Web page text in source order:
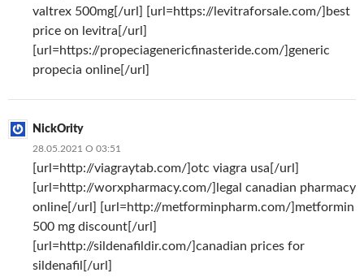
valtrex 500mg[/url] [url=https://levitraforsale.com/]best
price on levitra[/url]
[url=https://propeciagenericfinasteride.com/]generic
propecia online[/url]
NickOrity
28.05.2021 О 03:51
[url=http://viagraytab.com/]otc viagra usa[/url]
[url=http://worxpharmacy.com/]legal canadian pharmacy
online[/url] [url=http://metforminpharm.com/]metformin
500 mg discount[/url]
[url=http://sildenafildir.com/]canadian prices for
sildenafil[/url]